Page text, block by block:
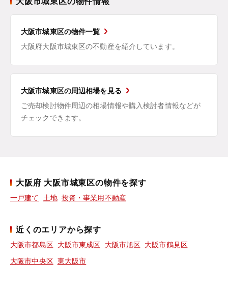
大阪市城東区の物件一覧
大阪府大阪市城東区の不動産を紹介しています。
大阪市城東区の周辺相場を見る
ご売却検討物件周辺の相場情報や購入検討者情報などが
チェックできます。
大阪府 大阪市城東区の物件を探す
一戸建て 土地 投資・事業用不動産
近くのエリアから探す
大阪市都島区 大阪市東成区 大阪市旭区 大阪市鶴見区
大阪市中央区 東大阪市